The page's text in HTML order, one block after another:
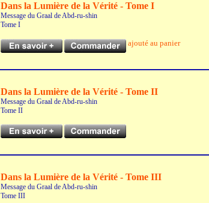
Dans la Lumière de la Vérité - Tome I
Message du Graal de Abd-ru-shin
Tome I
ajouté au panier
Dans la Lumière de la Vérité - Tome II
Message du Graal de Abd-ru-shin
Tome II
Dans la Lumière de la Vérité - Tome III
Message du Graal de Abd-ru-shin
Tome III